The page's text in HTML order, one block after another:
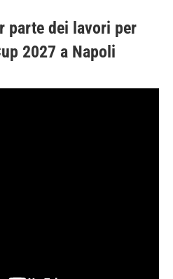
parte dei lavori per
2027 a Napoli